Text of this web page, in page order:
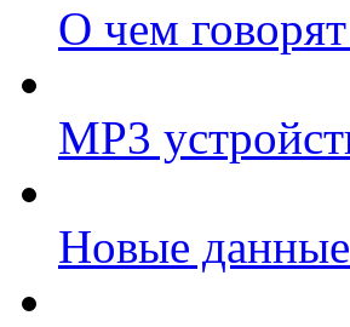
О чем
МР3
Новые